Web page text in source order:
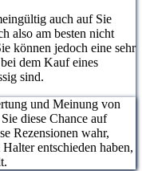
auch auf Sie
also am besten nicht
können jedoch eine sehr
dem Kauf eines
sind.
und Meinung von
diese Chance auf
Rezensionen wahr,
entschieden haben,